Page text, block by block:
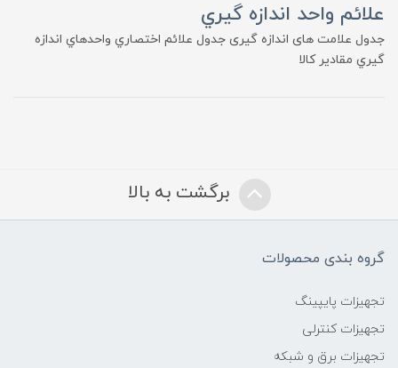
علائم واحد اندازه گيري
جدول علامت های اندازه گیری جدول علائم اختصاري واحدهاي اندازه
گيري مقادير كالا
برگشت به بالا
گروه بندی محصولات
تجهیزات پایپینگ
تجهیزات کنترلی
تجهیزات برق و شبکه